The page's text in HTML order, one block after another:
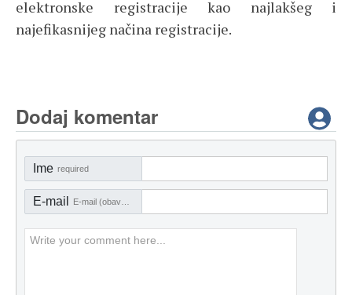
elektronske registracije kao najlakšeg i
najefikasnijeg načina registracije.
Dodaj komentar
Ime required
E-mail E-mail (obavezno)